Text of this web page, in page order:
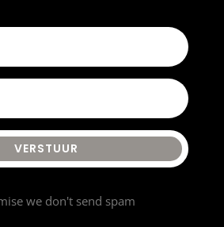
VERSTUUR
we don't send spam